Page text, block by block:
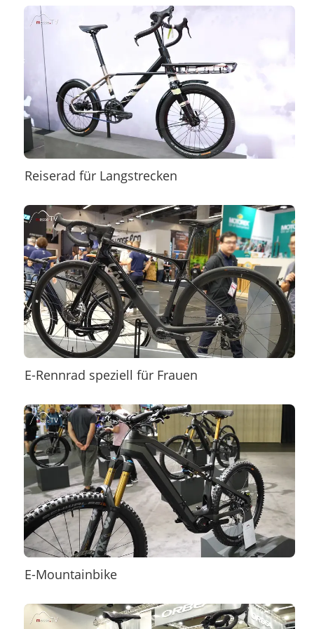
Reiserad für Langstrecken
E-Rennrad speziell für Frauen
E-Mountainbike